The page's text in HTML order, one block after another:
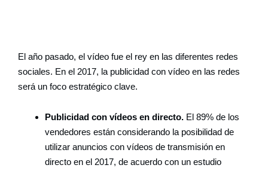
El año pasado, el vídeo fue el rey en las diferentes redes
sociales. En el 2017, la publicidad con vídeo en las redes
será un foco estratégico clave.
Publicidad con vídeos en directo. El 89% de los
vendedores están considerando la posibilidad de
utilizar anuncios con vídeos de transmisión en
directo en el 2017, de acuerdo con un estudio